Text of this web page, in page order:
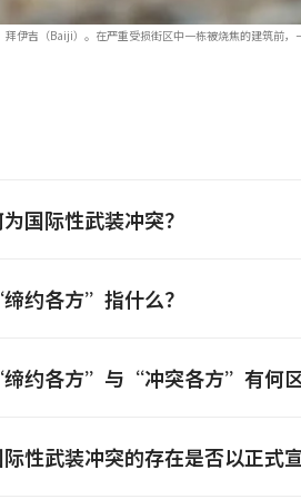
拜伊吉（Baiji）。在严重受损街区中一栋被烧焦的建筑前
国际性武装冲突？
约各方”指什么？
约各方”与“冲突各方”有何区
性武装冲突的存在是否以正式